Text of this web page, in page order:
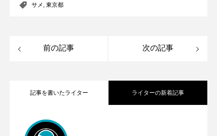
サメ 東京都
前の記事 次の記事
記事を書いたライター ライターの新着記事
2026.07.12